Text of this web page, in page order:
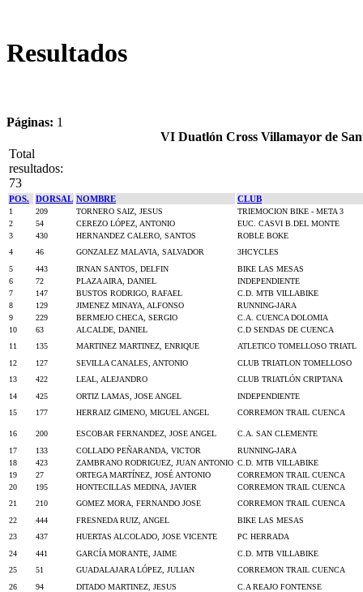
Resultados
Páginas: 1
VI Duatlón Cross Villamayor de
Total
resultados:
73
POS. DORSAL NOMBRE CLUB
1 209 TORNERO SAIZ, JESUS
TRIEMOCION BIKE - META 3
2
54 CEREZO LÓPEZ, ANTONIO
EUC. CASVI B.DEL MONTE
3
430 HERNANDEZ CALERO, SANTOS
ROBLE BOKE
4
46 GONZALEZ MALAVIA, SALVADOR
3HCYCLES
5
443 IRNAN SANTOS, DELFIN
BIKE LAS MESAS
6
72 PLAZA AIRA, DANIEL
INDEPENDIENTE
7
147 BUSTOS RODRIGO, RAFAEL
C.D. MTB VILLABIKE
8
129 JIMENEZ MINAYA, ALFONSO
RUNNING-JARA
9
229 BERMEJO CHECA, SERGIO
C.A. CUENCA DOLOMIA
10
63 ALCALDE, DANIEL
C.D SENDAS DE CUENCA
11
135 MARTINEZ MARTINEZ, ENRIQUE
ATLETICO TOMELLOSO TRIATL
12
127 SEVILLA CANALES, ANTONIO
CLUB TRIATLON TOMELLOSO
13
422 LEAL, ALEJANDRO
CLUB TRIATLÓN CRIPTANA
14
425 ORTIZ LAMAS, JOSE ANGEL
INDEPENDIENTE
15
177 HERRAIZ GIMENO, MIGUEL ANGEL CORREMON TRAIL CUENCA
16 200 ESCOBAR FERNANDEZ, JOSE ANGEL
C.A. SAN CLEMENTE
17
133 COLLADO PEÑARANDA, VICTOR
RUNNING-JARA
18
423 ZAMBRANO RODRIGUEZ, JUAN ANTONIO C.D. MTB VILLABIKE
19
27 ORTEGA MARTÍNEZ, JOSÉ ANTONIO
CORREMON TRAIL CUENCA
20
195 HONTECILLAS MEDINA, JAVIER
CORREMON TRAIL CUENCA
21
210 GOMEZ MORA, FERNANDO JOSE
CORREMON TRAIL CUENCA
22
444 FRESNEDA RUIZ, ANGEL
BIKE LAS MESAS
23
437 HUERTAS ALCOLADO, JOSE VICENTE
PC HERRADA
24
441 GARCÍA MORANTE, JAIME
C.D. MTB VILLABIKE
25
51 GUADALAJARA LÓPEZ, JULIAN
CORREMON TRAIL CUENCA
26
94 DITADO MARTINEZ, JESUS
C.A REAJO FONTENSE